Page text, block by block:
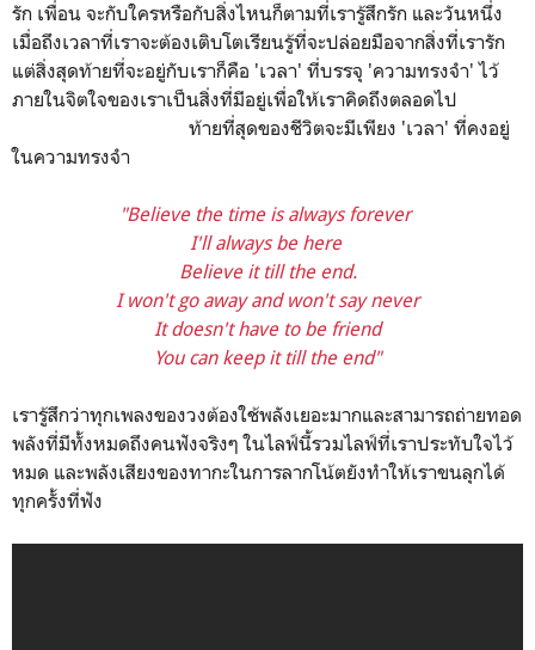
รัก เพื่อน จะกับใครหรือกับสิ่งไหนก็ตามที่เรารู้สึกรัก และวันหนึ่ง
เมื่อถึงเวลาที่เราจะต้องเติบโตเรียนรู้ที่จะปล่อยมือจากสิ่งที่เรารัก
แต่สิ่งสุดท้ายที่จะอยู่กับเราก็คือ 'เวลา' ที่บรรจุ 'ความทรงจำ' ไว้
ภายในจิตใจของเราเป็นสิ่งที่มีอยู่เพื่อให้เราคิดถึงตลอดไป
ท้ายที่สุดของชีวิตจะมีเพียง 'เวลา' ที่คงอยู่
ในความทรงจำ
"Believe the time is always forever
I'll always be here
Believe it till the end.
I won't go away and won't say never
It doesn't have to be friend
You can keep it till the end"
เรารู้สึกว่าทุกเพลงของวงต้องใช้พลังเยอะมากและสามารถถ่ายทอด
พลังที่มีทั้งหมดถึงคนฟังจริงๆ ในไลฟ์นี้รวมไลฟ์ที่เราประทับใจไว้
หมด และพลังเสียงของทากะในการลากโน้ตยังทำให้เราขนลุกได้
ทุกครั้งที่ฟัง